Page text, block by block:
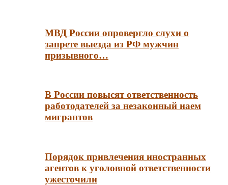
МВД России опровергло слухи о
запрете выезда из РФ мужчин
призывного…
В России повысят ответственность
работодателей за незаконный наем
мигрантов
Порядок привлечения иностранных
агентов к уголовной ответственности
ужесточили